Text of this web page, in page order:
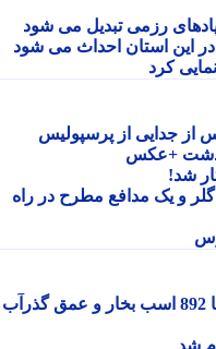
رزمی تبدیل می شود
استان احداث می شود
جدایی از پرسپولیس
+عکس
یک مدافع مطرح در راه
چری جتور F700 پلاگین هیبریدی را با 892 اسب بخار و عمق گذرآب